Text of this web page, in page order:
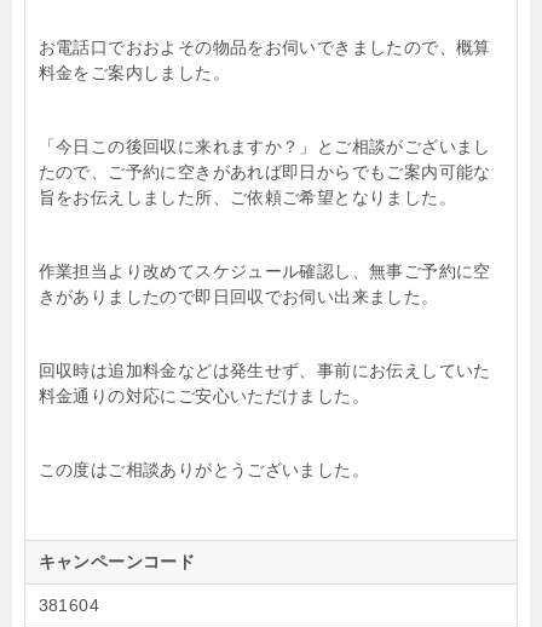
お電話口でおおよその物品をお伺いできましたので、概算
料金をご案内しました。
「今日この後回収に来れますか？」とご相談がございまし
たので、ご予約に空きがあれば即日からでもご案内可能な
旨をお伝えしました所、ご依頼ご希望となりました。
作業担当より改めてスケジュール確認し、無事ご予約に空
きがありましたので即日回収でお伺い出来ました。
回収時は追加料金などは発生せず、事前にお伝えしていた
料金通りの対応にご安心いただけました。
この度はご相談ありがとうございました。
キャンペーンコード
381604